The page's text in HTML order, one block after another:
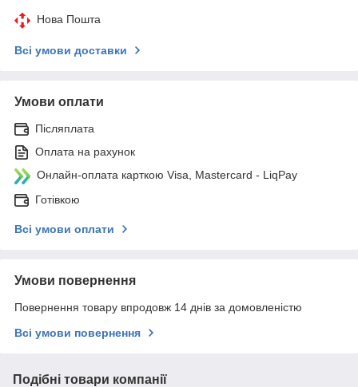
Нова Пошта
Всі умови доставки
Умови оплати
Післяплата
Оплата на рахунок
Онлайн-оплата карткою Visa, Mastercard - LiqPay
Готівкою
Всі умови оплати
Умови повернення
Повернення товару впродовж 14 днів за домовленістю
Всі умови повернення
Подібні товари компанії